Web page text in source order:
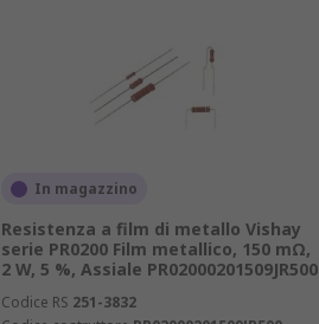
In magazzino
Resistenza a film di metallo Vishay
serie PR0200 Film metallico, 150 mΩ,
2 W, 5 %, Assiale PR02000201509JR500
Codice RS 251-3832